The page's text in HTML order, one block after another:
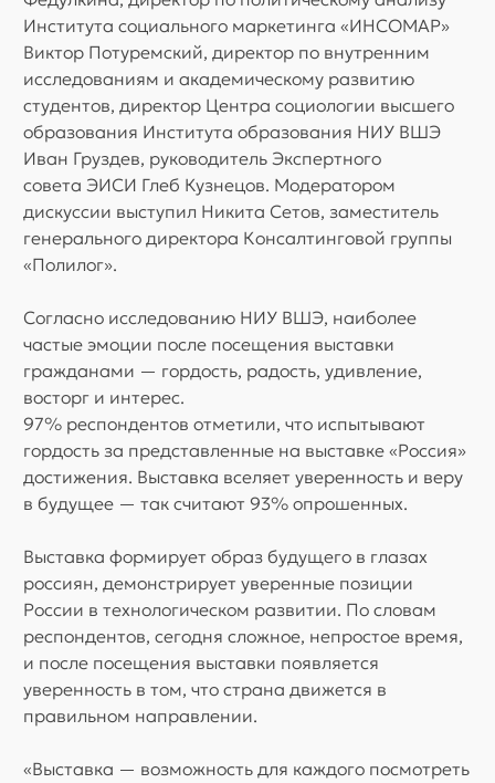
Института социального маркетинга «ИНСОМАР»
Виктор Потуремский, директор по внутренним
исследованиям и академическому развитию
студентов, директор Центра социологии высшего
образования Института образования НИУ ВШЭ
Иван Груздев, руководитель Экспертного
совета ЭИСИ Глеб Кузнецов. Модератором
дискуссии выступил Никита Сетов, заместитель
генерального директора Консалтинговой группы
«Полилог».
Согласно исследованию НИУ ВШЭ, наиболее
частые эмоции после посещения выставки
гражданами — гордость, радость, удивление,
восторг и интерес.
97% респондентов отметили, что испытывают
гордость за представленные на выставке «Россия»
достижения. Выставка вселяет уверенность и веру
в будущее — так считают 93% опрошенных.
Выставка формирует образ будущего в глазах
россиян, демонстрирует уверенные позиции
России в технологическом развитии. По словам
респондентов, сегодня сложное, непростое время,
и после посещения выставки появляется
уверенность в том, что страна движется в
правильном направлении.
«Выставка — возможность для каждого посмотреть